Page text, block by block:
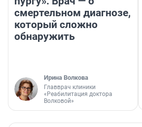
смертельном диагнозе,
который сложно
обнаружить
Ирина Волкова
Главврач клиники
«Реабилитация доктора
Волковой»